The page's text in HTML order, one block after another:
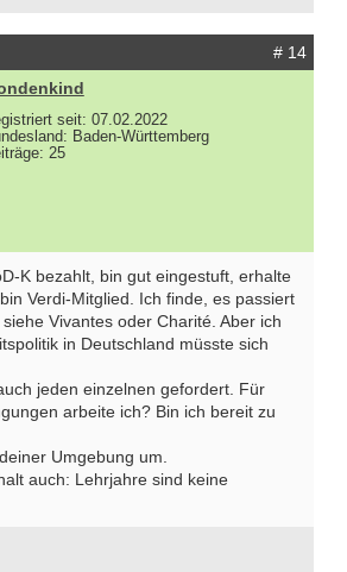
# 14
seit: 07.02.2022
Baden-Württemberg
25
K bezahlt, bin gut eingestuft, erhalte
Verdi-Mitglied. Ich finde, es passiert
Vivantes oder Charité. Aber ich
in Deutschland müsste sich
jeden einzelnen gefordert. Für
arbeite ich? Bin ich bereit zu
Umgebung um.
auch: Lehrjahre sind keine